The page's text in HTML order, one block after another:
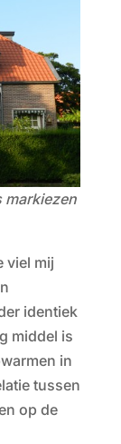
markiezen
viel mij
identiek
middel is
in
tussen
op de